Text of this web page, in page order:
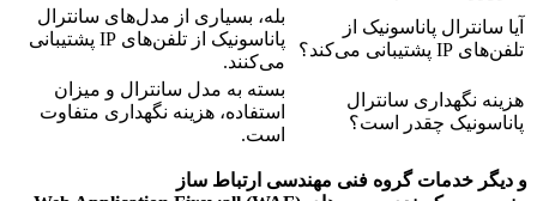
آیا سانترال پاناسونیک از
تلفن‌های IP پشتیبانی می‌کند؟
بله، بسیاری از مدل‌های سانترال
پاناسونیک از تلفن‌های IP پشتیبانی
می‌کنند.
هزینه نگهداری سانترال
پاناسونیک چقدر است؟
بسته به مدل سانترال و میزان
استفاده، هزینه نگهداری متفاوت
است.
و دیگر خدمات گروه فنی مهندسی ارتباط ساز